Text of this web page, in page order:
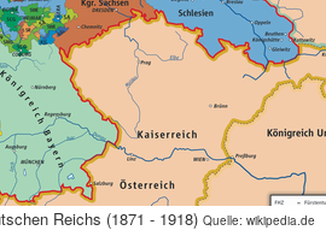
Reichs (1871 - 1918) Quelle: wikipedia.de